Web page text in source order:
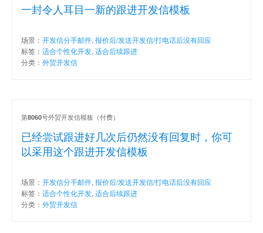
一封令人耳目一新的跟进开发信模板
场景： 开发信分手邮件, 报价后/发送开发信/打电话后没有回应
标签： 适合个性化开发, 适合后续跟进
分类： 外贸开发信
已经尝试跟进好几次后仍然没有回复时，你可
以采用这个跟进开发信模板
第8060号外贸开发信模板（付费）
场景： 开发信分手邮件, 报价后/发送开发信/打电话后没有回应
标签： 适合个性化开发, 适合后续跟进
分类： 外贸开发信